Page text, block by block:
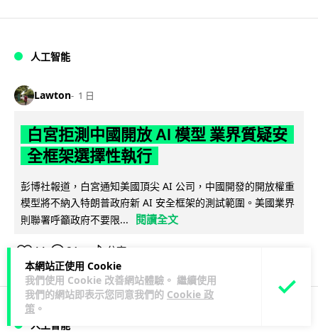
本網站正使用 Cookie
我們使用 Cookie 改善網站體驗。 繼續使用
我們的網站即表示您同意我們的 Cookie 政
策 。
人工智能
Lawton 1 日
白宮拒測中國開放 AI 模型 業界質疑安
全框架選擇性執行
彭博社報道，白宮通知美國頂尖 AI 公司，中國開發的開放權重
模型將不納入特朗普政府新 AI 安全框架的測試範圍。美國業界
則聯署呼籲政府不要限...
閱讀全文
44 21 分享
人工智能